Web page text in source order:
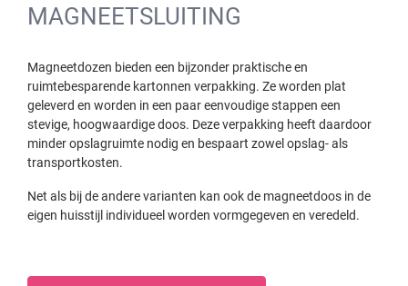
MAGNEETSLUITING
Magneetdozen bieden een bijzonder praktische en
ruimtebesparende kartonnen verpakking. Ze worden plat
geleverd en worden in een paar eenvoudige stappen een
stevige, hoogwaardige doos. Deze verpakking heeft daardoor
minder opslagruimte nodig en bespaart zowel opslag- als
transportkosten.
Net als bij de andere varianten kan ook de magneetdoos in de
eigen huisstijl individueel worden vormgegeven en veredeld.